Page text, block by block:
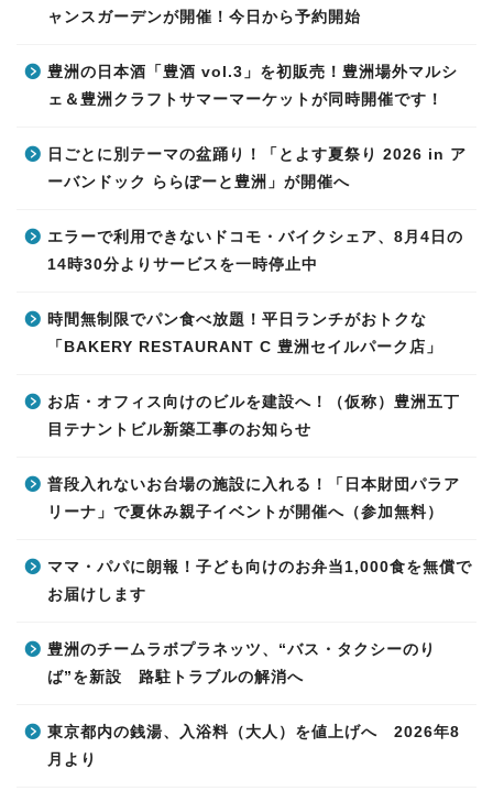
ャンスガーデンが開催！今日から予約開始
豊洲の日本酒「豊酒 vol.3」を初販売！豊洲場外マルシ
ェ＆豊洲クラフトサマーマーケットが同時開催です！
日ごとに別テーマの盆踊り！「とよす夏祭り 2026 in ア
ーバンドック ららぽーと豊洲」が開催へ
エラーで利用できないドコモ・バイクシェア、8月4日の
14時30分よりサービスを一時停止中
時間無制限でパン食べ放題！平日ランチがおトクな
「BAKERY RESTAURANT C 豊洲セイルパーク店」
お店・オフィス向けのビルを建設へ！（仮称）豊洲五丁
目テナントビル新築工事のお知らせ
普段入れないお台場の施設に入れる！「日本財団パラア
リーナ」で夏休み親子イベントが開催へ（参加無料）
ママ・パパに朗報！子ども向けのお弁当1,000食を無償で
お届けします
豊洲のチームラボプラネッツ、“バス・タクシーのり
ば”を新設 路駐トラブルの解消へ
東京都内の銭湯、入浴料（大人）を値上げへ 2026年8
月より